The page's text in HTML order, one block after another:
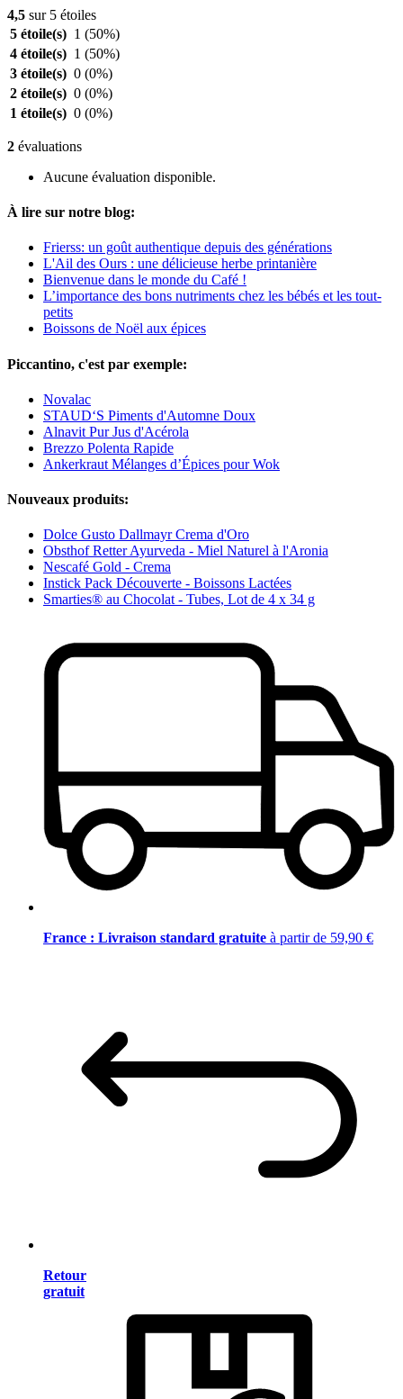
4,5 sur 5 étoiles
5 étoile(s) 1 (50%)
4 étoile(s) 1 (50%)
3 étoile(s) 0 (0%)
2 étoile(s) 0 (0%)
1 étoile(s) 0 (0%)
2 évaluations
Aucune évaluation disponible.
À lire sur notre blog:
Frierss: un goût authentique depuis des générations
L'Ail des Ours : une délicieuse herbe printanière
Bienvenue dans le monde du Café !
L’importance des bons nutriments chez les bébés et les tout-
petits
Boissons de Noël aux épices
Piccantino, c'est par exemple:
Novalac
STAUD‘S Piments d'Automne Doux
Alnavit Pur Jus d'Acérola
Brezzo Polenta Rapide
Ankerkraut Mélanges d’Épices pour Wok
Nouveaux produits:
Dolce Gusto Dallmayr Crema d'Oro
Obsthof Retter Ayurveda - Miel Naturel à l'Aronia
Nescafé Gold - Crema
Instick Pack Découverte - Boissons Lactées
Smarties® au Chocolat - Tubes, Lot de 4 x 34 g
France : Livraison standard gratuite à partir de 59,90 €
Retour
gratuit